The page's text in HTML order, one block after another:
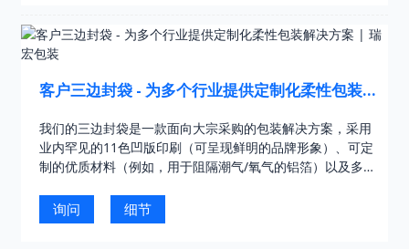
客户三边封袋 - 为多个行业提供定制化柔性包装解
我们的三边封袋是一款面向大宗采购的包装解决方案，采用
业内罕见的11色凹版印刷（可呈现鲜明的品牌形象）、可定
制的优质材料（例如，用于阻隔潮气/氧气的铝箔）以及多功
和FD...
询问 细节